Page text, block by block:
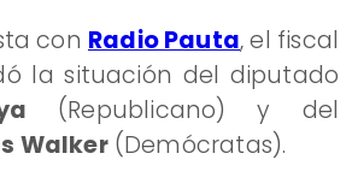
con Radio Pauta, el fiscal
la situación del diputado
(Republicano) y del
Walker(Demócratas).